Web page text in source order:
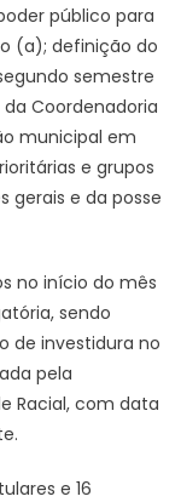
público para
(a); definição do
semestre
Coordenadoria
municipal em
e grupos
gerais e da posse
no início do mês
sendo
de investidura no
pela
Racial, com data
e 16